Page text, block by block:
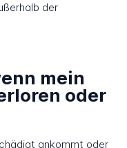
der
mein
oder
ankommt oder